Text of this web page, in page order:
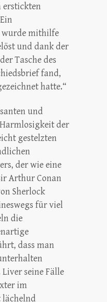
erstickten
wurde mithilfe
und dank der
Tasche des
fand,
hatte.“
und
der
gestelzten
der wie eine
Arthur Conan
Sherlock
für viel
die
dass man
seine Fälle
im